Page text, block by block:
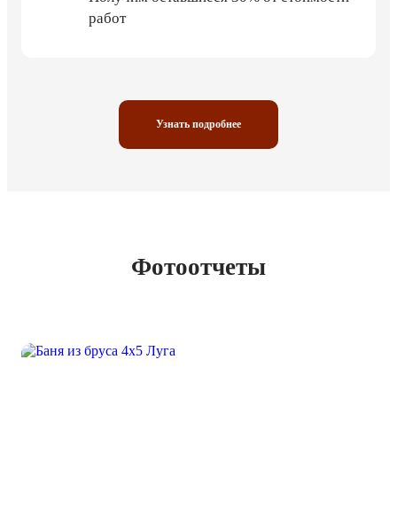
работ
Узнать подробнее
Фотоотчеты